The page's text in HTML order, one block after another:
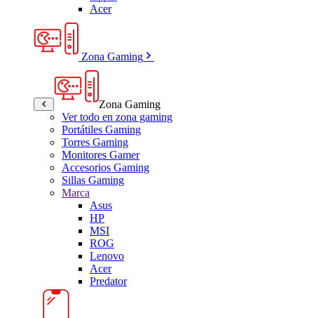
Acer
Zona Gaming
Zona Gaming
Ver todo en zona gaming
Portátiles Gaming
Torres Gaming
Monitores Gamer
Accesorios Gaming
Sillas Gaming
Marca
Asus
HP
MSI
ROG
Lenovo
Acer
Predator